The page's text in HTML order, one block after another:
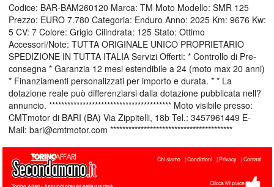
Codice: BAR-BAM260120 Marca: TM Moto Modello: SMR 125
Prezzo: EURO 7.780 Categoria: Enduro Anno: 2025 Km: 9676 Kw:
5 CV: 7 Colore: Grigio Cilindrata: 125 Stato: Ottimo
Accessori/Note: TUTTA ORIGINALE UNICO PROPRIETARIO
SPEDIZIONE IN TUTTA ITALIA Servizi Offerti: * Controllo di Pre-
consegna * Garanzia 12 mesi estendibile a 24 (moto max 20 anni)
* Finanziamenti personalizzati per importo e durata. * * La
dotazione reale può differenziarsi dalla dotazione pubblicata nell?
annuncio. **************************************** Moto visibile presso:
CMTmotor di BARI (BA) Via Zippitelli, 18b Tel.: 3457961449 E-
Mail: bari@cmtmotor.com ****************************************
Chi siamo Condizioni Privacy Contatti
Clicca Mi piace